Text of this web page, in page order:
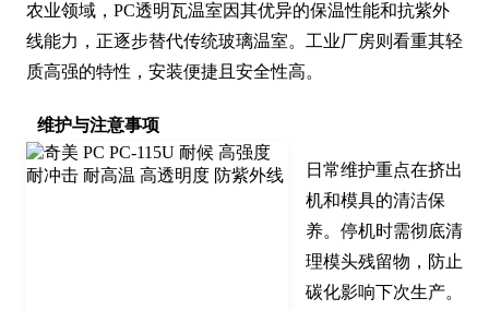
农业领域，PC透明瓦温室因其优异的保温性能和抗紫外
线能力，正逐步替代传统玻璃温室。工业厂房则看重其轻
质高强的特性，安装便捷且安全性高。
维护与注意事项
日常维护重点在挤出
机和模具的清洁保
养。停机时需彻底清
理模头残留物，防止
碳化影响下次生产。